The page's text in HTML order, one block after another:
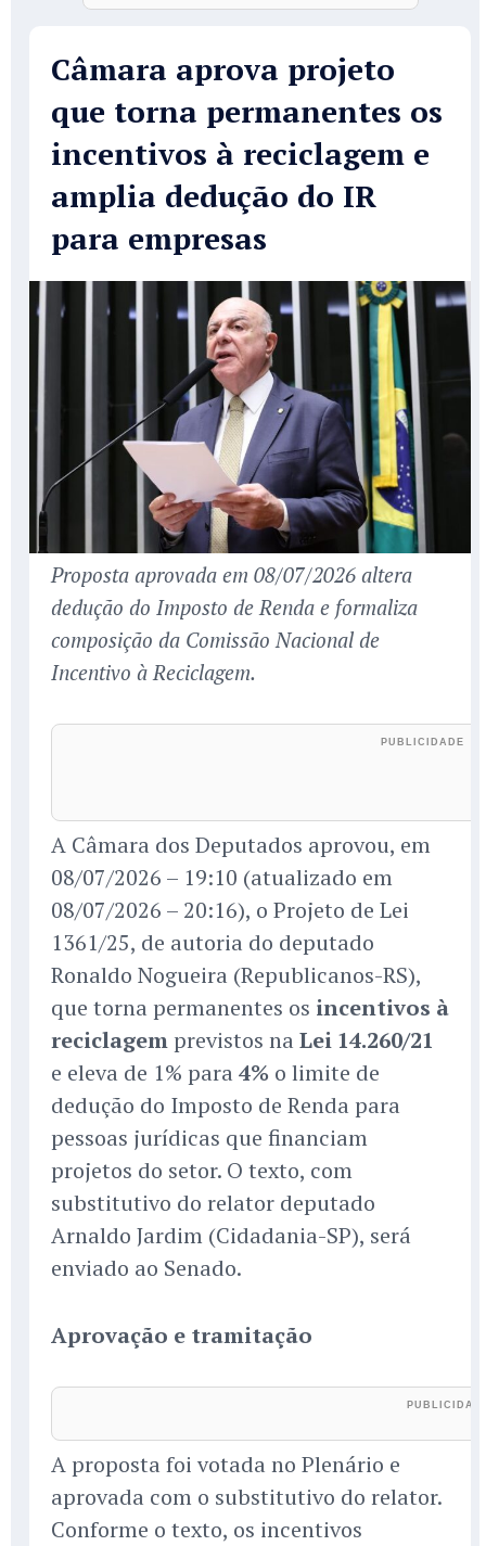
Câmara aprova projeto
que torna permanentes os
incentivos à reciclagem e
amplia dedução do IR
para empresas
Proposta aprovada em 08/07/2026 altera
dedução do Imposto de Renda e formaliza
composição da Comissão Nacional de
Incentivo à Reciclagem.
A Câmara dos Deputados aprovou, em
08/07/2026 – 19:10 (atualizado em
08/07/2026 – 20:16), o Projeto de Lei
1361/25, de autoria do deputado
Ronaldo Nogueira (Republicanos-RS),
que torna permanentes os incentivos à
reciclagem previstos na Lei 14.260/21
e eleva de 1% para 4% o limite de
dedução do Imposto de Renda para
pessoas jurídicas que financiam
projetos do setor. O texto, com
substitutivo do relator deputado
Arnaldo Jardim (Cidadania-SP), será
enviado ao Senado.
Aprovação e tramitação
A proposta foi votada no Plenário e
aprovada com o substitutivo do relator.
Conforme o texto, os incentivos